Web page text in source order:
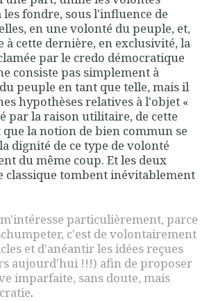
fondre, sous l'influence de
en une volonté du peuple, et,
cette dernière, en exclusivité, la
par le credo démocratique
consiste pas simplement à
peuple en tant que telle, mais il
hypothèses relatives à l'objet «
par la raison utilitaire, de cette
la notion de bien commun se
dignité de ce type de volonté
du même coup. Et les deux
classique tombent inévitablement
particulièrement, parce
c'est de volontairement
et d'anéantir les idées reçues
aujourd'hui !!!) afin de proposer
imparfaite, sans doute, mais
.